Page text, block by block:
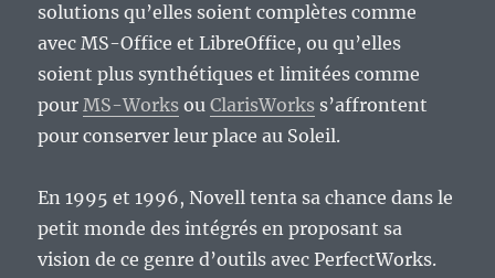
solutions qu’elles soient complètes comme
avec MS-Office et LibreOffice, ou qu’elles
soient plus synthétiques et limitées comme
pourMS-Works ouClarisWorks s’affrontent
pour conserver leur place au Soleil.
En 1995 et 1996, Novell tenta sa chance dans le
petit monde des intégrés en proposant sa
vision de ce genre d’outils avec PerfectWorks.